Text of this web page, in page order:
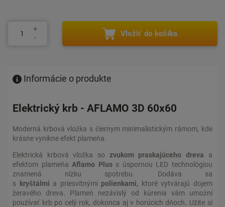
Vložiť do košíka
Informácie o produkte
Elektrický krb - AFLAMO 3D 60x60
Moderná krbová vložka s čiernym minimalistickým rámom, kde
krásne vynikne efekt plameňa.
Elektrická krbová vložka so zvukom praskajúceho dreva a
efektom plameňaAflamo Pluss úspornou LED technológiou
znamená nízku spotrebu. Dodáva sa
s
kryštálmi a priesvitnými polienkami, ktoré vytvárajú dojem
žeravého dreva. Plameň nezávislý od kúrenia vám umožní
používať krb po celý rok, dokonca aj v horúcich dňoch. Užite si